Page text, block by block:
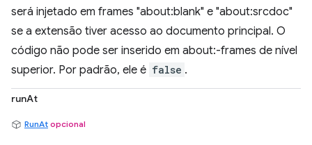
será injetado em frames "about:blank" e "about:srcdoc"
se a extensão tiver acesso ao documento principal. O
código não pode ser inserido em about:-frames de nível
superior. Por padrão, ele é false .
runAt
RunAt opcional